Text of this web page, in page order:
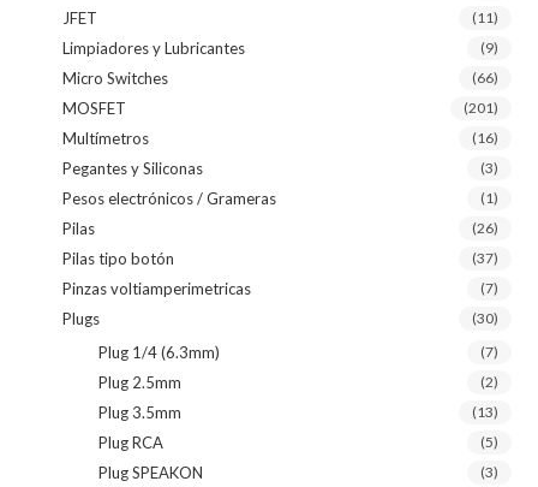
JFET (11)
Limpiadores y Lubricantes (9)
Micro Switches (66)
MOSFET (201)
Multímetros (16)
Pegantes y Siliconas (3)
Pesos electrónicos / Grameras (1)
Pilas (26)
Pilas tipo botón (37)
Pinzas voltiamperimetricas (7)
Plugs (30)
Plug 1/4 (6.3mm) (7)
Plug 2.5mm (2)
Plug 3.5mm (13)
Plug RCA (5)
Plug SPEAKON (3)